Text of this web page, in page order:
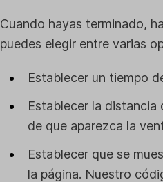
Cuando hayas terminado,
puedes elegir entre varias
Establecer un tiempo
Establecer la distancia
de que aparezca la
Establecer que se
la página. Nuestro